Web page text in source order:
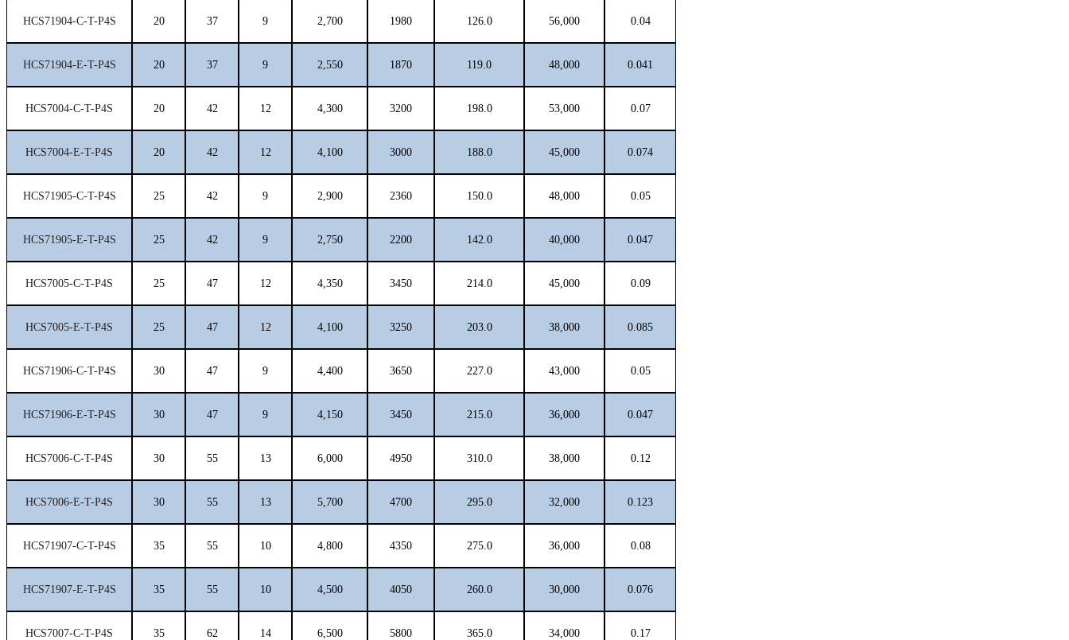
HCS71904-C-T-P4S 20 37 9 2,700 1980 126.0 56,000 0.04
HCS71904-E-T-P4S 20 37 9 2,550 1870 119.0 48,000 0.041
HCS7004-C-T-P4S 20 42 12 4,300 3200 198.0 53,000 0.07
HCS7004-E-T-P4S 20 42 12 4,100 3000 188.0 45,000 0.074
HCS71905-C-T-P4S 25 42 9 2,900 2360 150.0 48,000 0.05
HCS71905-E-T-P4S 25 42 9 2,750 2200 142.0 40,000 0.047
HCS7005-C-T-P4S 25 47 12 4,350 3450 214.0 45,000 0.09
HCS7005-E-T-P4S 25 47 12 4,100 3250 203.0 38,000 0.085
HCS71906-C-T-P4S 30 47 9 4,400 3650 227.0 43,000 0.05
HCS71906-E-T-P4S 30 47 9 4,150 3450 215.0 36,000 0.047
HCS7006-C-T-P4S 30 55 13 6,000 4950 310.0 38,000 0.12
HCS7006-E-T-P4S 30 55 13 5,700 4700 295.0 32,000 0.123
HCS71907-C-T-P4S 35 55 10 4,800 4350 275.0 36,000 0.08
HCS71907-E-T-P4S 35 55 10 4,500 4050 260.0 30,000 0.076
HCS7007-C-T-P4S 35 62 14 6,500 5800 365.0 34,000 0.17